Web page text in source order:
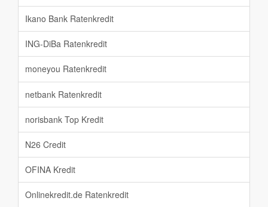
Ikano Bank Ratenkredit
ING-DiBa Ratenkredit
moneyou Ratenkredit
netbank Ratenkredit
norisbank Top Kredit
N26 Credit
OFINA Kredit
Onlinekredit.de Ratenkredit